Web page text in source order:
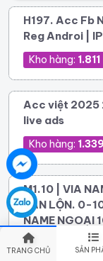
TRANG CHỦ SẢN
H197. Acc Fb
Reg Androi |
Kho hàng: 1.811
Acc việt 2025
live ads
Kho hàng: 1.339
M1.10 | VIA
LẪN LỘN. 0-
NAME NGOẠI
8 THÁNG)